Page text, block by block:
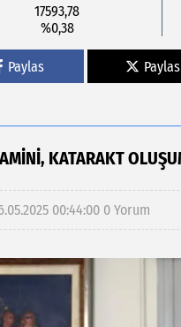
17593,78
%0,38
Paylas Paylas
KATARAKT
00:44:00 0 Yorum